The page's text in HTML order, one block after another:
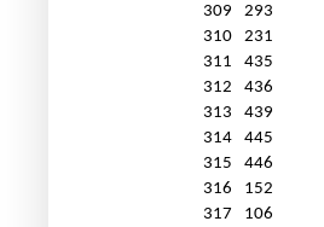
309
293
310
231
311
435
312
436
313
439
314
445
315
446
316
152
317
106